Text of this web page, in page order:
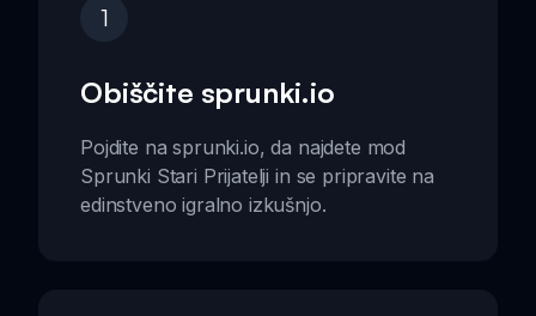
1
Obiščite sprunki.io
Pojdite na sprunki.io, da najdete mod
Sprunki Stari Prijatelji in se pripravite na
edinstveno igralno izkušnjo.